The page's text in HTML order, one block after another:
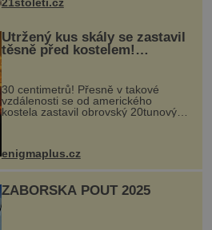
21stoleti.cz
Utržený kus skály se zastavil
těsně před kostelem!
Ochránila ho boží síla?
30 centimetrů! Přesně v takové
vzdálenosti se od amerického
kostela zastavil obrovský 20tunový
...
enigmaplus.cz
ZÁBOŘSKÁ POUŤ 2025